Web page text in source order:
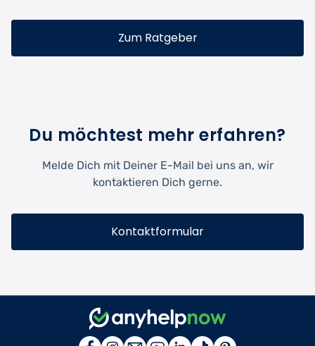
Zum Ratgeber
Du möchtest mehr erfahren?
Melde Dich mit Deiner E-Mail bei uns an, wir
kontaktieren Dich gerne.
Kontaktformular